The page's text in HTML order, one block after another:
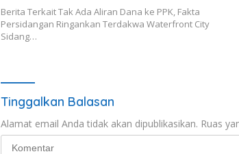
Berita Terkait Tak Ada Aliran Dana ke PPK, Fakta
Persidangan Ringankan Terdakwa Waterfront City
Sidang…
Tinggalkan Balasan
Alamat email Anda tidak akan dipublikasikan. Ruas